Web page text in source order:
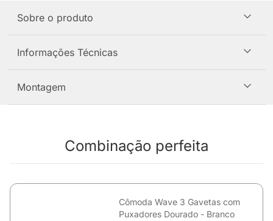
Sobre o produto
Informações Técnicas
Montagem
Combinação perfeita
Cômoda Wave 3 Gavetas com
Puxadores Dourado - Branco